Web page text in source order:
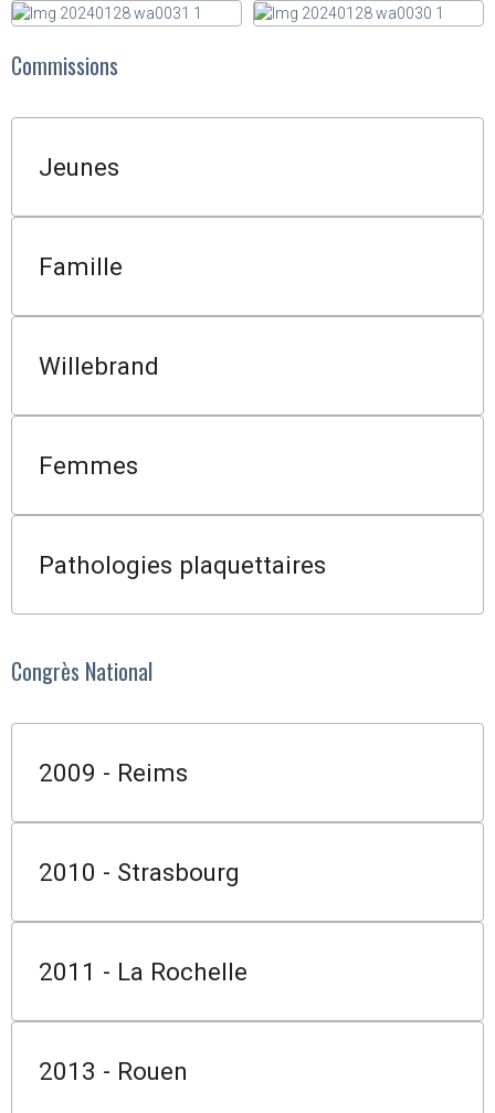
Commissions
Jeunes
Famille
Willebrand
Femmes
Pathologies plaquettaires
Congrès National
2009 - Reims
2010 - Strasbourg
2011 - La Rochelle
2013 - Rouen